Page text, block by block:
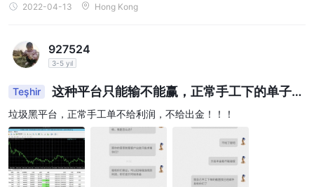
2022-04-13 Hong Kong
927524
3-5 yıl
Teşhir
这种平台只能输不能赢，正常手工下的单子不
给盈利，威胁我说给我本金就是最善良的了，还说我
威胁他们，搞笑至极。平台出金非得客户求着出。这
种平台还能7分？？？收了多少钱？果然国内和国外
两个版本！！！
垃圾黑平台，正常手工单不给利润，不给出金！！！